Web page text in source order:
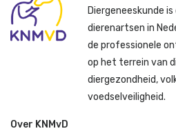
Diergeneeskunde
dierenartsen in
de professionele
op het terrein van
diergezondheid,
voedselveiligheid.
Over KNMvD